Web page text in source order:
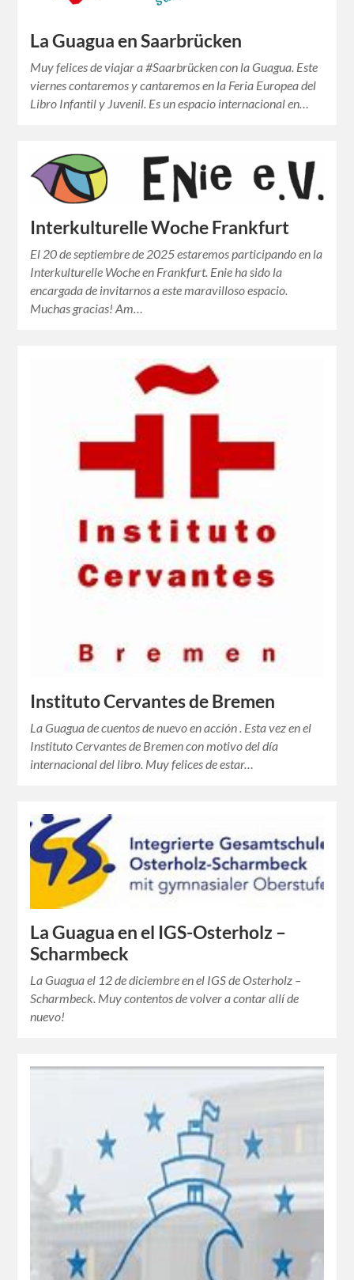
La Guagua en Saarbrücken
Muy felices de viajar a #Saarbrücken con la Guagua. Este
viernes contaremos y cantaremos en la Feria Europea del
Libro Infantil y Juvenil. Es un espacio internacional en…
Interkulturelle Woche Frankfurt
El 20 de septiembre de 2025 estaremos participando en la
Interkulturelle Woche en Frankfurt. Enie ha sido la
encargada de invitarnos a este maravilloso espacio.
Muchas gracias! Am…
Instituto Cervantes de Bremen
La Guagua de cuentos de nuevo en acción . Esta vez en el
Instituto Cervantes de Bremen con motivo del día
internacional del libro. Muy felices de estar…
La Guagua en el IGS-Osterholz –
Scharmbeck
La Guagua el 12 de diciembre en el IGS de Osterholz –
Scharmbeck. Muy contentos de volver a contar allí de
nuevo!